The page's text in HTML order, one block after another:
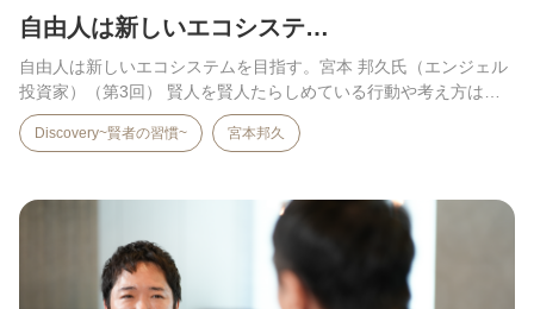
自由人は新しいエコシステ…
自由人は新しいエコシステムを目指す。宮本 邦久氏（エンジェル
投資家）（第3回） 賢人を賢人たらしめている行動や考え方は。
…
Discovery~賢者の習慣~ 宮本邦久